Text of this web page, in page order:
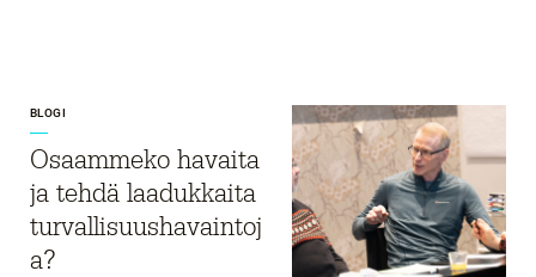
BLOGI
Osaammeko havaita
ja tehdä laadukkaita
turvallisuushavaintoj
a?